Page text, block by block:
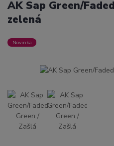
AK Sap Green/
zelená
Novinka